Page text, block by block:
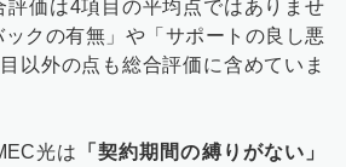
評価は4項目の平均点ではありませ
クの有無」や「サポートの良し悪
以外の点も総合評価に含めていま
光は
「契約期間の縛りがない」